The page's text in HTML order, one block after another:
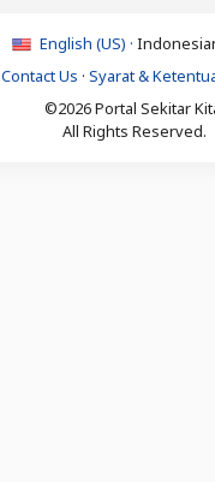
English (US) ·
Contact Us · Syarat &
©2026 Portal Sekitar
All Rights Reserved.